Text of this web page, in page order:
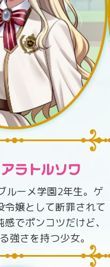
ルーメ学園2年生。ゲ
令嬢として断罪されて
でポンコツだけど、
強さを持つ少女。